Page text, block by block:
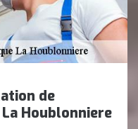
de
Houblonniere